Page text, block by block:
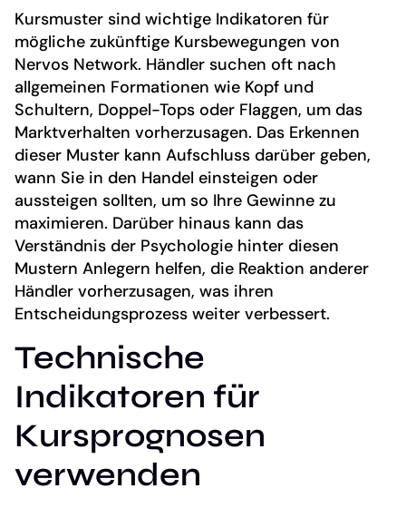
Kursmuster sind wichtige Indikatoren für
mögliche zukünftige Kursbewegungen von
Nervos Network. Händler suchen oft nach
allgemeinen Formationen wie Kopf und
Schultern, Doppel-Tops oder Flaggen, um das
Marktverhalten vorherzusagen. Das Erkennen
dieser Muster kann Aufschluss darüber geben,
wann Sie in den Handel einsteigen oder
aussteigen sollten, um so Ihre Gewinne zu
maximieren. Darüber hinaus kann das
Verständnis der Psychologie hinter diesen
Mustern Anlegern helfen, die Reaktion anderer
Händler vorherzusagen, was ihren
Entscheidungsprozess weiter verbessert.
Technische
Indikatoren für
Kursprognosen
verwenden